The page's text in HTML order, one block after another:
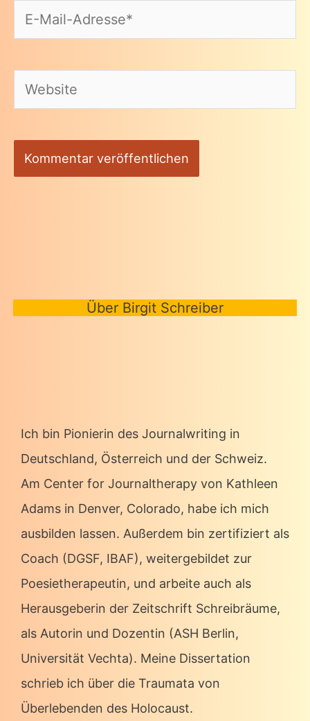
E-
Mail-
Website
Über Birgit Schreiber
Ich bin Pionierin des Journalwriting in
Deutschland, Österreich und der Schweiz.
Am Center for Journaltherapy von Kathleen
Adams in Denver, Colorado, habe ich mich
ausbilden lassen. Außerdem bin zertifiziert als
Coach (DGSF, IBAF), weitergebildet zur
Poesietherapeutin, und arbeite auch als
Herausgeberin der Zeitschrift Schreibräume,
als Autorin und Dozentin (ASH Berlin,
Universität Vechta). Meine Dissertation
schrieb ich über die Traumata von
Überlebenden des Holocaust.